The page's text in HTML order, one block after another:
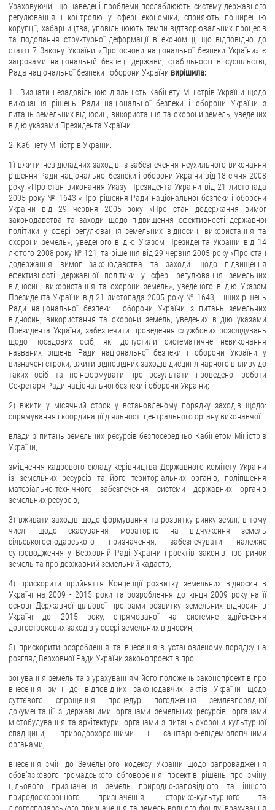
Ураховуючи, що наведені проблеми послаблюють систему державного
регулювання і контролю у сфері економіки, сприяють поширенню
корупції, хабарництва, уповільнюють темпи відтворювальних процесів
та подолання структурної деформації в економіці, що відповідно до
статті 7 Закону України «Про основи національної безпеки України» є
загрозами національній безпеці держави, стабільності в суспільстві,
Рада національної безпеки і оборони України вирішила:
1. Визнати незадовільною діяльність Кабінету Міністрів України щодо
виконання рішень Ради національної безпеки і оборони України з
питань земельних відносин, використання та охорони земель, уведених
в дію указами Президента України.
2. Кабінету Міністрів України:
1) вжити невідкладних заходів із забезпечення неухильного виконання
рішення Ради національної безпеки і оборони України від 18 січня 2008
року «Про стан виконання Указу Президента України від 21 листопада
2005 року № 1643 «Про рішення Ради національної безпеки і оборони
України від 29 червня 2005 року «Про стан додержання вимог
законодавства та заходи щодо підвищення ефективності державної
політики у сфері регулювання земельних відносин, використання та
охорони земель», уведеного в дію Указом Президента України від 14
лютого 2008 року № 121, та рішення від 29 червня 2005 року «Про стан
додержання вимог законодавства та заходи щодо підвищення
ефективності державної політики у сфері регулювання земельних
відносин, використання та охорони земель», уведеного в дію Указом
Президента України від 21 листопада 2005 року № 1643, інших рішень
Ради національної безпеки і оборони України з питань земельних
відносин, використання та охорони земель, уведених в дію указами
Президента України, забезпечити проведення службових розслідувань
щодо посадових осіб, які допустили систематичне невиконання
названих рішень Ради національної безпеки і оборони України у
визначені строки, вжити відповідних заходів дисциплінарного впливу до
таких осіб та поінформувати про результати проведеної роботи
Секретаря Ради національної безпеки і оборони України;
2) вжити у місячний строк у встановленому порядку заходів щодо:
спрямування і координації діяльності центрального органу виконавчої
влади з питань земельних ресурсів безпосередньо Кабінетом Міністрів
України;
зміцнення кадрового складу керівництва Державного комітету України
із земельних ресурсів та його територіальних органів, поліпшення
матеріально-технічного забезпечення системи державних органів
земельних ресурсів;
3) вживати заходів щодо формування та розвитку ринку землі, в тому
числі щодо скасування мораторію на відчуження земель
сільськогосподарського призначення, забезпечувати належне
супроводження у Верховній Раді України проектів законів про ринок
земель та про державний земельний кадастр;
4) прискорити прийняття Концепції розвитку земельних відносин в
Україні на 2009 - 2015 роки та розроблення до кінця 2009 року на її
основі Державної цільової програми розвитку земельних відносин в
Україні до 2015 року, спрямованої на системне здійснення
довгострокових заходів у сфері земельних відносин;
5) прискорити розроблення та внесення в установленому порядку на
розгляд Верховної Ради України законопроектів про:
зонування земель та з урахуванням його положень законопроектів про
внесення змін до відповідних законодавчих актів України щодо
суттєвого спрощення процедур погодження землевпорядної
документації з державними органами земельних ресурсів, органами
містобудування та архітектури, органами з питань охорони культурної
спадщини, природоохоронними і санітарно-епідеміологічними
органами;
внесення змін до Земельного кодексу України щодо запровадження
обов'язкового громадського обговорення проектів рішень про зміну
цільового призначення земель природно-заповідного та іншого
природоохоронного призначення, історико-культурного та
лісогосподарського призначення та земель водного фонду, врахування